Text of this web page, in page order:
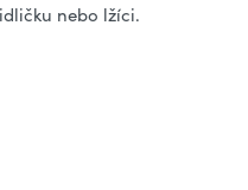
nebo lžíci.